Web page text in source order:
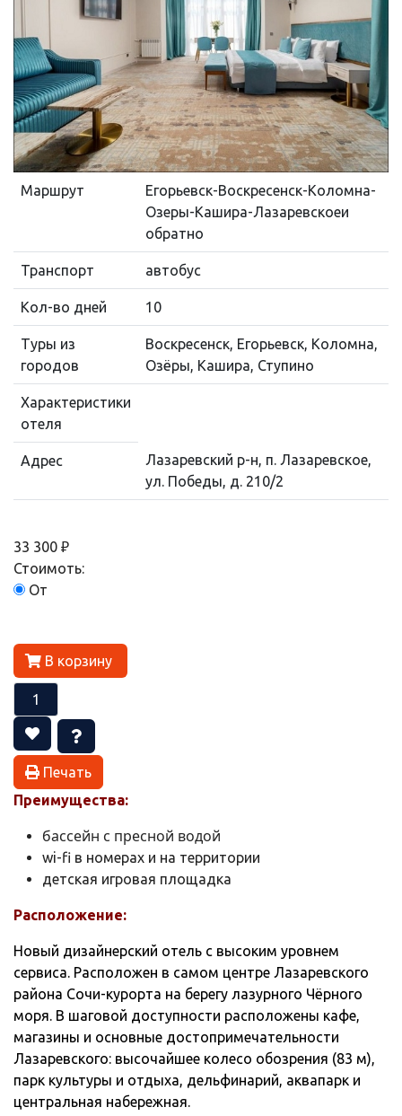
Маршрут
Егорьевск-Воскресенск-Коломна-
Озеры-Кашира-Лазаревскоеи
обратно
Транспорт автобус
Кол-во дней 10
Туры из
городов
Воскресенск, Егорьевск, Коломна,
Озёры, Кашира, Ступино
Характеристики
отеля
Адрес
Лазаревский р-н, п. Лазаревское,
ул. Победы, д. 210/2
33 300 ₽
Стоимоть:
От
В корзину
Печать
Преимущества:
бассейн с пресной водой
wi-fi в номерах и на территории
детская игровая площадка
Расположение:
Новый дизайнерский отель с высоким уровнем
сервиса. Расположен в самом центре Лазаревского
района Сочи-курорта на берегу лазурного Чёрного
моря. В шаговой доступности расположены кафе,
магазины и основные достопримечательности
Лазаревского: высочайшее колесо обозрения (83 м),
парк культуры и отдыха, дельфинарий, аквапарк и
центральная набережная.